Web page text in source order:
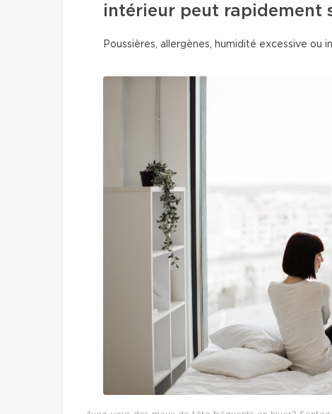
intérieur peut rapidement
Poussières, allergènes, humidité excessive ou